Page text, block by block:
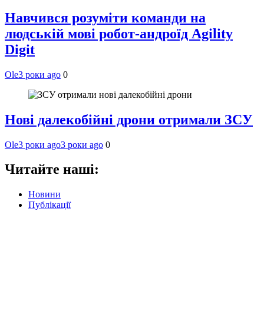
Навчився розуміти команди на
людській мові робот-андроїд Agility
Digit
Ole3 роки ago 0
Нові далекобійні дрони отримали ЗСУ
Ole3 роки ago3 роки ago 0
Читайте наші:
Новини
Публікації